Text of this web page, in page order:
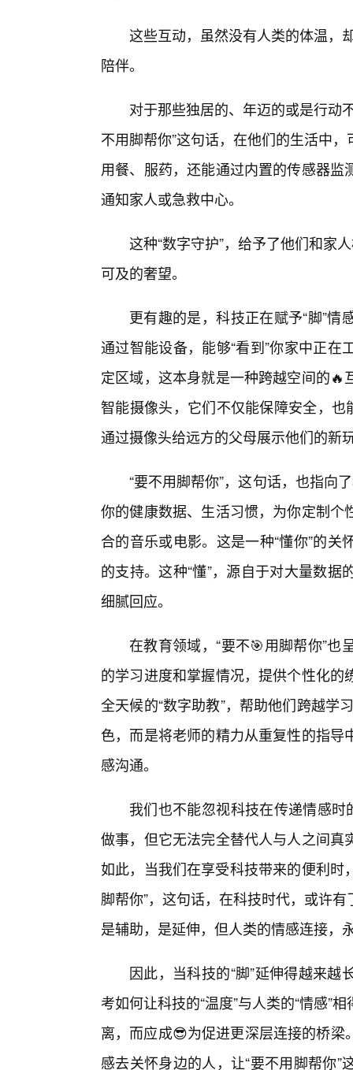
这些互动，虽然没有人类的体温，
陪伴。
对于那些独居的、年迈的或是行动
不用脚帮你”这句话，在他们的生活中
用餐、服药，还能通过内置的传感器
通知家人或急救中心。
这种“数字守护”，给予了他们和家
可及的奢望。
更有趣的是，科技正在赋予“脚”
通过智能设备，能够“看到”你家中正
定区域，这本身就是一种跨越空间的
智能摄像头，它们不仅能保障安全，
通过摄像头给远方的父母展示他们的新
“要不用脚帮你”，这句话，也指向
你的健康数据、生活习惯，为你定制
合的音乐或电影。这是一种“懂你”的
的支持。这种“懂”，源自于对大量数
细腻回应。
在教育领域，“要不🎯用脚帮你”
的学习进度和掌握情况，提供个性化
全天候的“数字助教”，帮助他们跨越学
色，而是将老师的精力从重复性的指
感沟通。
我们也不能忽视科技在传递情感时
做事，但它无法完全替代人与人之间
如此，当我们在享受科技带来的便利时
脚帮你”，这句话，在科技时代，或许
是辅助，是延伸，但人类的情感连接，
因此，当科技的“脚”延伸得越来
考如何让科技的“温度”与人类的“情感”
离，而应成😎为促进更深层连接的桥
感去关怀身边的人，让“要不用脚帮你